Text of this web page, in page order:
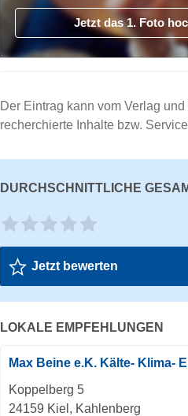
Jetzt das 1. Foto
Der Eintrag kann vom Verlag und
recherchierte Inhalte bzw.
DURCHSCHNITTLICHE
Jetzt bewerten
LOKALE EMPFEHLUNGEN
Max Beine e.K. Kälte- Klima-
Koppelberg 5
24159 Kiel, Kahlenberg